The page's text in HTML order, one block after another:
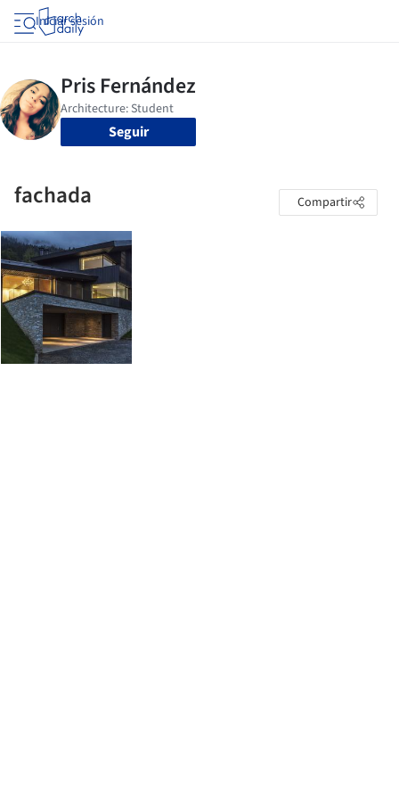
Iniciar sesión
Seguir
fachada Compartir